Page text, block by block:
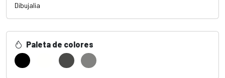
Dibujalia
Paleta de colores